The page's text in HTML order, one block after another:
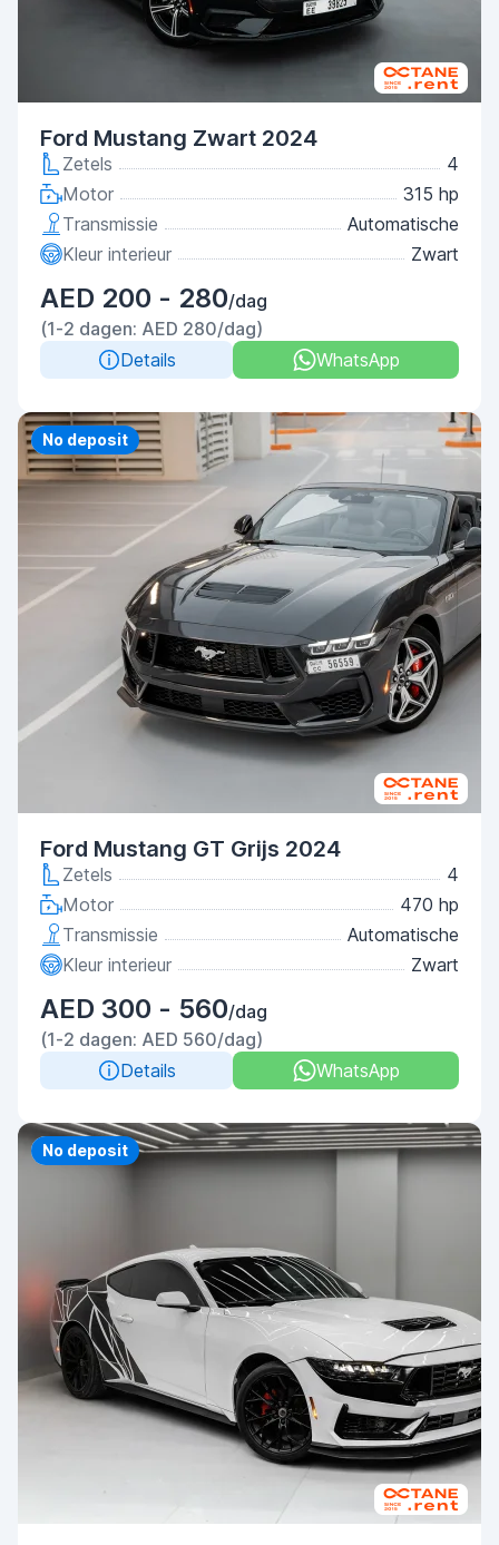
Ford Mustang Zwart 2024
Zetels
4
Motor
315 hp
Transmissie
Automatische
Kleur interieur
Zwart
AED 200 - 280/dag
(1-2 dagen: AED 280/dag)
Details
WhatsApp
Priority
No deposit
Ford Mustang GT Grijs 2024
Zetels
4
Motor
470 hp
Transmissie
Automatische
Kleur interieur
Zwart
AED 300 - 560/dag
(1-2 dagen: AED 560/dag)
Details
WhatsApp
Priority
No deposit